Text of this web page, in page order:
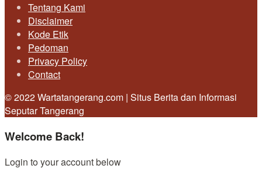
Tentang Kami
Disclaimer
Kode Etik
Pedoman
Privacy Policy
Contact
© 2022 Wartatangerang.com | Situs Berita dan Informasi
Seputar Tangerang
Welcome Back!
Login to your account below